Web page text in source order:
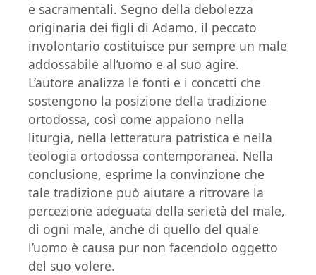
e sacramentali. Segno della debolezza
originaria dei figli di Adamo, il peccato
involontario costituisce pur sempre un male
addossabile all’uomo e al suo agire.
L’autore analizza le fonti e i concetti che
sostengono la posizione della tradizione
ortodossa, così come appaiono nella
liturgia, nella letteratura patristica e nella
teologia ortodossa contemporanea. Nella
conclusione, esprime la convinzione che
tale tradizione può aiutare a ritrovare la
percezione adeguata della serietà del male,
di ogni male, anche di quello del quale
l’uomo è causa pur non facendolo oggetto
del suo volere.